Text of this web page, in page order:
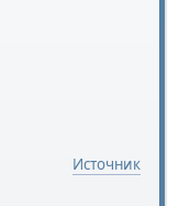
Источник